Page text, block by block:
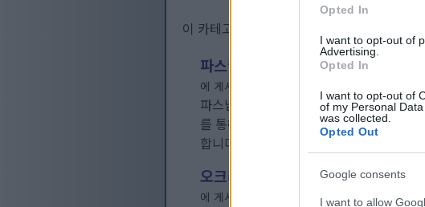
Opted In
I want to opt-out of
Advertising.
Opted In
I want to opt-out of
of my Personal
was collected.
Opted Out
Google consents
I want to allow
이 카테고리 및 하위 카테고리의 최신 게시물
파스닙을 간과하지 마세요: 파스닙이
에 게시됨
파스닙은 많은 사람들이 간과하는 놀라
를 통해 건강에 매우 유익합니다. 당근이
합니다.
오크라의 효능: 이 영양가 풍부한 채
에 게시됨 2026년 8월 4일 오후 1시 50분